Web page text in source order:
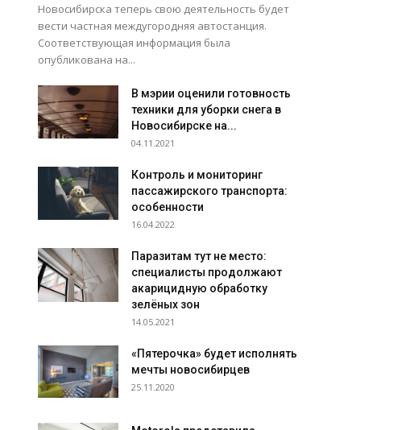
Новосибирска теперь свою деятельность будет
вести частная междугородняя автостанция.
Соответствующая информация была
опубликована на...
В мэрии оценили готовность
техники для уборки снега в
Новосибирске на...
04.11.2021
Контроль и мониторинг
пассажирского транспорта:
особенности
16.04.2022
Паразитам тут не место:
специалисты продолжают
акарицидную обработку
зелёных зон
14.05.2021
«Пятерочка» будет исполнять
мечты новосибирцев
25.11.2020